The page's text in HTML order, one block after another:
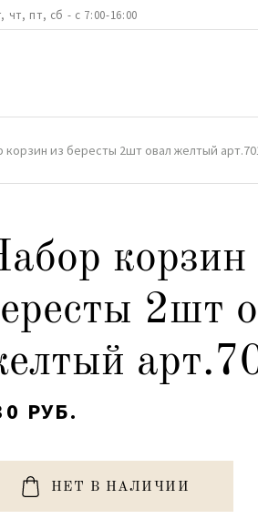
чт, пт, сб - с 7:00-16:00
корзин из бересты 2шт овал желтый
корзин
2шт
РУБ.
НЕТ В НАЛИЧИИ